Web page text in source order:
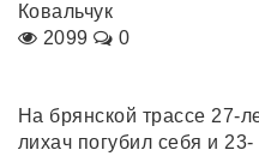
Ковальчук
2099
0
На брянской трассе 27-
лихач погубил себя и 23-